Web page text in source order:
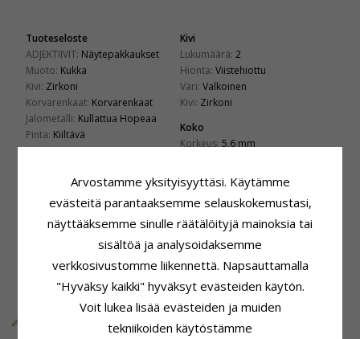
Tuoteseloste
ADJEKTIIVIT: Näytepakkaukset
Muoto: Kukka
Kivi: Zirkoni
Korvarenkaat: Korvarenkaat
Jalometalli: Kullattua Hopeaa
Pinta: Kiiltävä
Kivi
Lukumäärä: 2
Hionta: Viistehiottu
Väri: Valkoinen
Kivi: Zirkoni
Koko
Korkeus: 5,6 mm
Toimitusaika
Toimitusaika:4-5 Arkipäivä
ASIAKKAAT OSTAVAT MYÖS
Arvostamme yksityisyyttäsi. Käytämme
evästeitä parantaaksemme selauskokemustasi,
näyttääksemme sinulle räätälöityjä mainoksia tai
sisältöä ja analysoidaksemme
verkkosivustomme liikennettä. Napsauttamalla
"Hyväksy kaikki" hyväksyt evästeiden käytön.
Voit lukea lisää evästeiden ja muiden
tekniikoiden käytöstämme